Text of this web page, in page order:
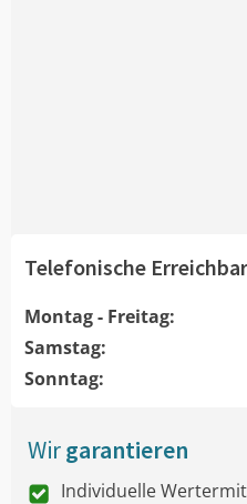
Telefonische
Montag - Freitag:
Samstag:
Sonntag:
Wirgarantieren
Individuelle